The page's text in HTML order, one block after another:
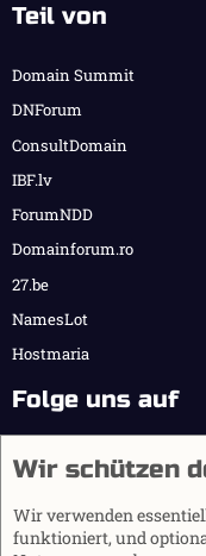
Teil von
Domain Summit
DNForum
ConsultDomain
IBF.lv
ForumNDD
Domainforum.ro
27.be
NamesLot
Hostmaria
Folge uns auf
Wir schützen
Wir verwenden
funktioniert, und